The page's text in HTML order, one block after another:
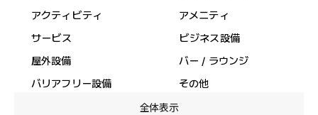
アクティビティ
アメニティ
サービス
ビジネス設備
屋外設備
バー / ラウンジ
バリアフリー設備
その他
全体表示